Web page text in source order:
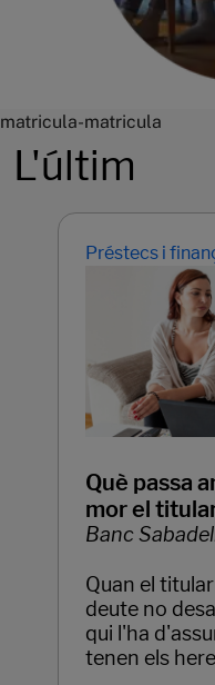
matricula-matricula
L'últim
Préstecs i
Què passa
mor el
Banc
Quan el
deute no
qui l'ha
tenen els